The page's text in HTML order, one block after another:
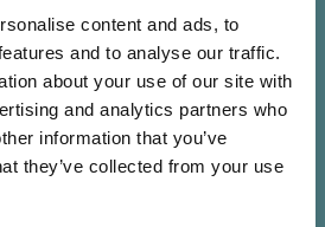
content and ads, to
and to analyse our traffic.
about your use of our site with
and analytics partners who
information that you’ve
they’ve collected from your use